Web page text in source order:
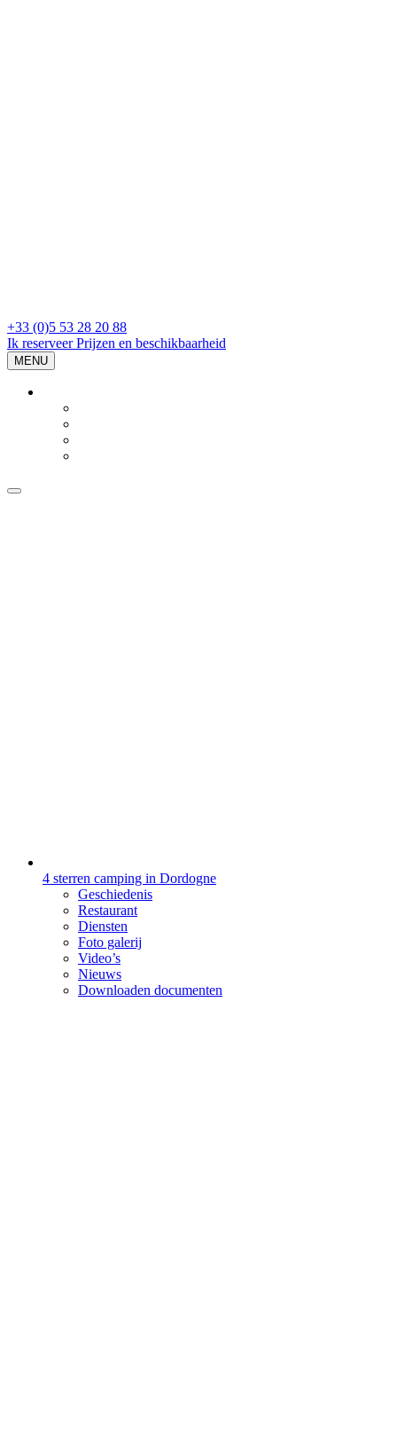
+33 (0)5 53 28 20 88
Ik reserveer Prijzen en beschikbaarheid
MENU
4 sterren camping in Dordogne
Geschiedenis
Restaurant
Diensten
Foto galerij
Video’s
Nieuws
Downloaden documenten